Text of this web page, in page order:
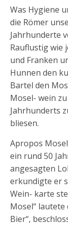
Was Hygiene
die Römer
Jahrhunderte
Rauflustig wie
und Franken
Hunnen den
Bartel den
Mosel- wein
Jahrhunderts
bliesen.
Apropos
ein rund 50
angesagten
erkundigte er
Wein- karte
Mosel“
Bier“,